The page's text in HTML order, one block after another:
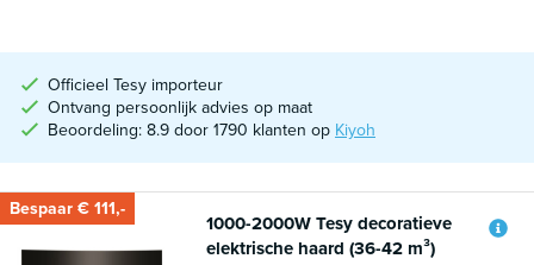
Officieel Tesy importeur
Ontvang persoonlijk advies op maat
Beoordeling: 8.9 door 1790 klanten op Kiyoh
Bespaar € 111,-
1000-2000W Tesy decoratieve
elektrische haard (36-42 m³)